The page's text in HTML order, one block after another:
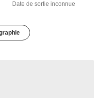
Date de sortie inconnue